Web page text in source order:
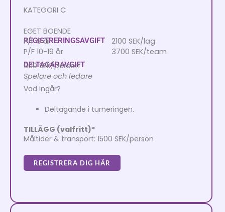
KATEGORI C
EGET BOENDE
REGISTRERINGSAVGIFT
P/F 9 år
P/F 10-19 år
2100 SEK/lag
3700 SEK/team
DELTAGARAVGIFT
600 SEK/person
Spelare och ledare
Vad ingår?
Deltagande i turneringen.
TILLÄGG (valfritt)*
Måltider & transport: 1500 SEK/person
REGISTRERA DIG HÄR